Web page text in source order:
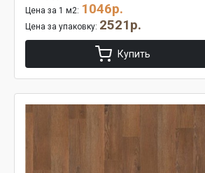
Цена за 1 м2: 1046р.
Цена за упаковку: 2521р.
Купить